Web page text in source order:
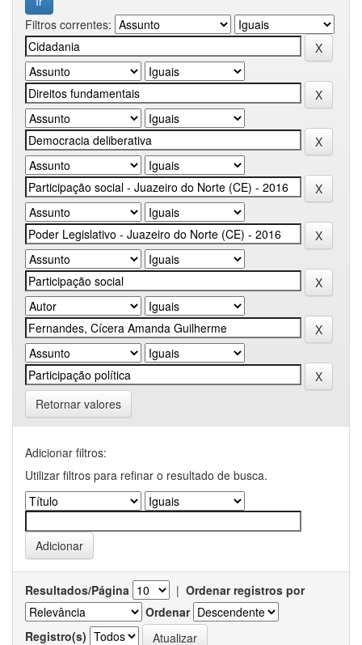
Filtros correntes:
Retornar valores
Adicionar filtros:
Utilizar filtros para refinar o resultado de busca.
Resultados/Página | Ordenar registros por
Ordenar
Registro(s)